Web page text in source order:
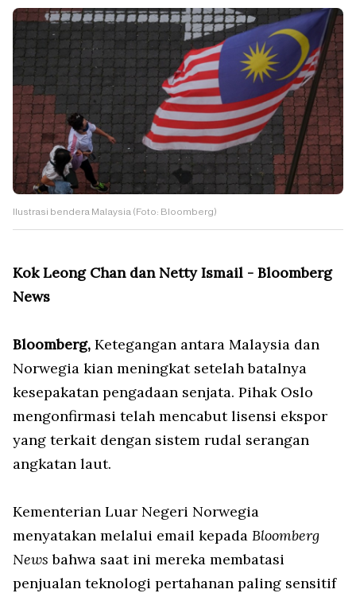
Ilustrasi bendera Malaysia (Foto: Bloomberg)
Kok Leong Chan dan Netty Ismail - Bloomberg
News
Bloomberg, Ketegangan antara Malaysia dan
Norwegia kian meningkat setelah batalnya
kesepakatan pengadaan senjata. Pihak Oslo
mengonfirmasi telah mencabut lisensi ekspor
yang terkait dengan sistem rudal serangan
angkatan laut.
Kementerian Luar Negeri Norwegia
menyatakan melalui email kepada Bloomberg
Newsbahwa saat ini mereka membatasi
penjualan teknologi pertahanan paling sensitif